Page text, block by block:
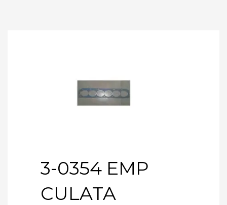
3-0354 EMP
CULATA